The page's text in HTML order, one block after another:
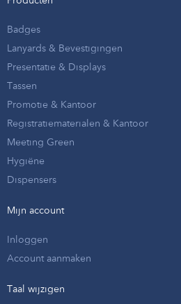
Badges
Lanyards & Bevestigingen
Presentatie & Displays
Tassen
Promotie & Kantoor
Registratiematerialen & Kantoor
Meeting Green
Hygiëne
Dispensers
Mijn account
Inloggen
Account aanmaken
Taal wijzigen